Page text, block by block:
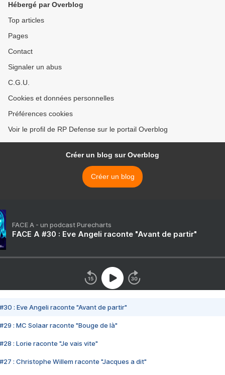
Hébergé par Overblog
Top articles
Pages
Contact
Signaler un abus
C.G.U.
Cookies et données personnelles
Préférences cookies
Voir le profil de RP Defense sur le portail Overblog
Créer un blog sur Overblog
Créer un blog
FACE A - un podcast Purecharts
FACE A #30 : Eve Angeli raconte "Avant de partir"
#30 : Eve Angeli raconte "Avant de partir"
#29 : MC Solaar raconte "Bouge de là"
#28 : Lorie raconte "Je vais vite"
#27 : Christophe Willem raconte "Jacques a dit"